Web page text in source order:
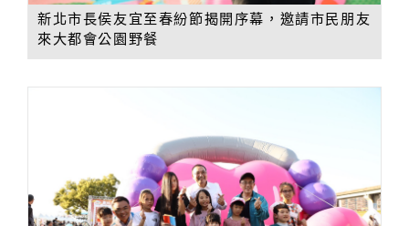
新北市長侯友宜至春紛節揭開序幕，邀請市民朋友
來大都會公園野餐